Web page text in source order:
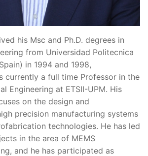
his Msc and Ph.D. degrees in
from Universidad Politecnica
in 1994 and 1998,
currently a full time Professor in the
Engineering at ETSII-UPM. His
on the design and
precision manufacturing systems
technologies. He has led
in the area of MEMS
and he has participated as